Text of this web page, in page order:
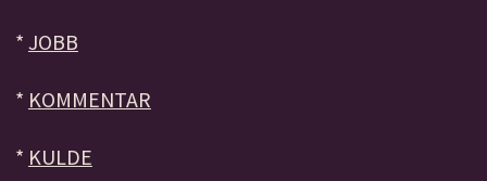
* JOBB
* KOMMENTAR
* KULDE